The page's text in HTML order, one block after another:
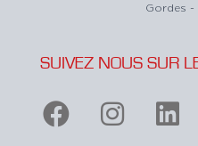
Gordes -
SUIVEZ NOUS SUR